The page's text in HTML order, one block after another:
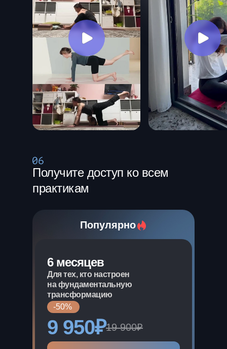
Получите доступ ко всем
практикам
6 месяцев
Для тех, кто настроен
на фундаментальную
трансформацию
-50%
9 950₽19 900₽
Популярно